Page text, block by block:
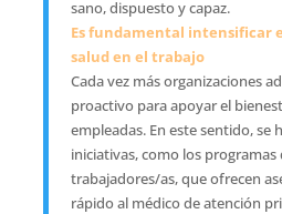
sano, dispuesto y capaz.
Es fundamental intensificar
salud en el trabajo
Cada vez más organizaciones
proactivo para apoyar el
empleadas. En este sentido,
iniciativas, como los programas
trabajadores/as, que ofrecen
rápido al médico de atención